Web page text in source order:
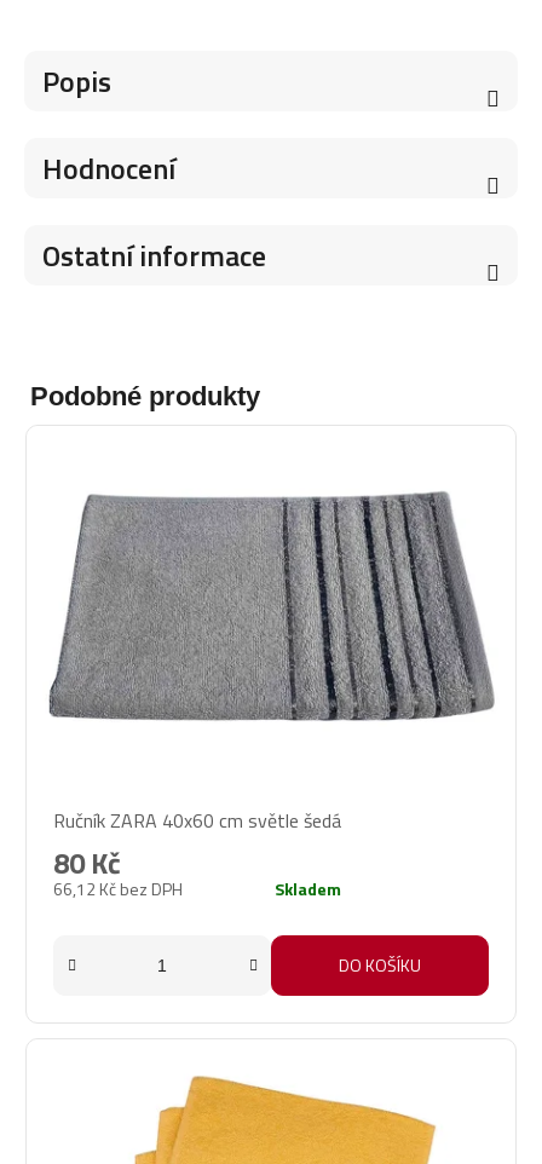
Popis
Hodnocení
Ostatní informace
Podobné produkty
Ručník ZARA 40x60 cm světle šedá
66,12 Kč bez DPH
80 Kč
Skladem
DO KOŠÍKU